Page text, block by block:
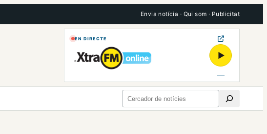
Envia notícia · Qui som · Publicitat
EN DIRECTE
▶
Cerca